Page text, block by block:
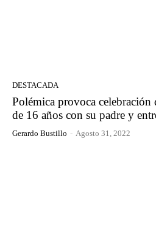
DESTACADA
Polémica provoca celebración
de 16 años con su padre y
Gerardo Bustillo - Agosto 31, 2022